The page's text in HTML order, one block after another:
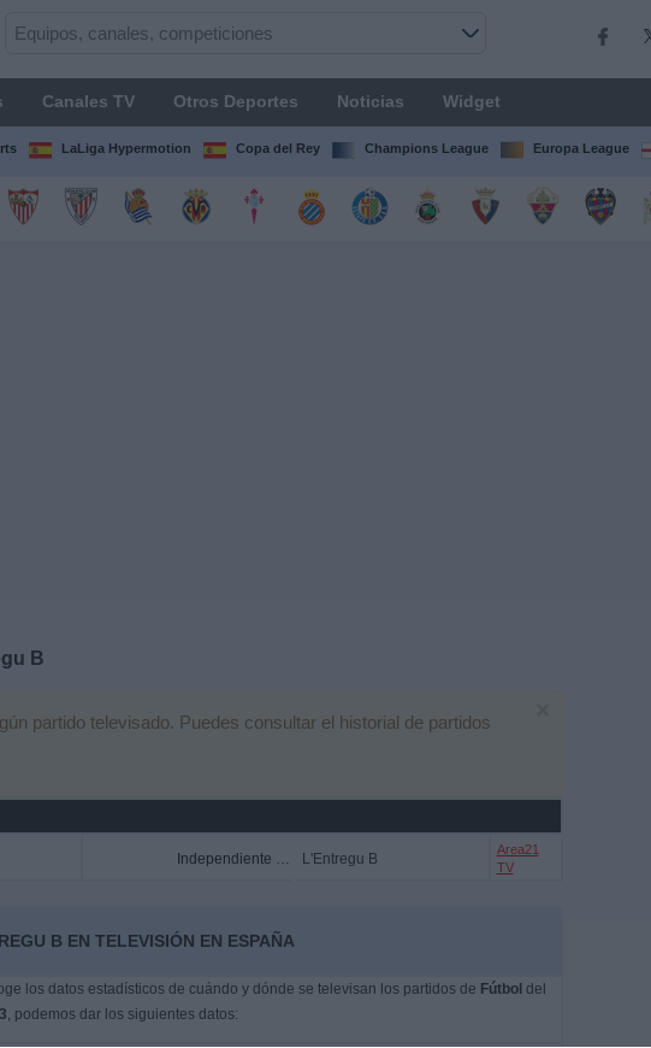
Canales TV Otros Deportes Noticias Widget
LaLiga Hypermotion Copa del Rey Champions League Europa League
B
partido televisado. Puedes consultar el historial de partidos
Independiente CF L'Entregu B
Area21
TV
B EN TELEVISIÓN EN ESPAÑA
los datos estadísticos de cuándo y dónde se televisan los partidos de Fútbol del
, podemos dar los siguientes datos: